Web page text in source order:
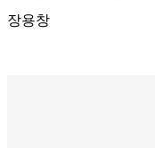
장용창